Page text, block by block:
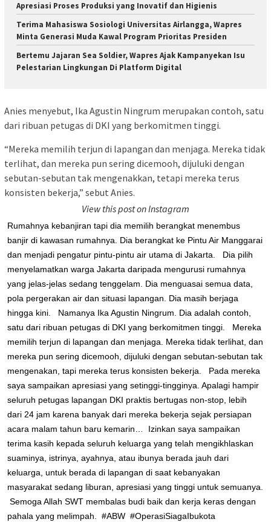
Apresiasi Proses Produksi yang Inovatif dan Higienis
Terima Mahasiswa Sosiologi Universitas Airlangga, Wapres
Minta Generasi Muda Kawal Program Prioritas Presiden
Bertemu Jajaran Sea Soldier, Wapres Ajak Kampanyekan Isu
Pelestarian Lingkungan Di Platform Digital
Anies menyebut, Ika Agustin Ningrum merupakan contoh, satu
dari ribuan petugas di DKI yang berkomitmen tinggi.
“Mereka memilih terjun di lapangan dan menjaga. Mereka tidak
terlihat, dan mereka pun sering dicemooh, dijuluki dengan
sebutan-sebutan tak mengenakkan, tetapi mereka terus
konsisten bekerja,” sebut Anies.
View this post on Instagram
Rumahnya kebanjiran tapi dia memilih berangkat menembus
banjir di kawasan rumahnya. Dia berangkat ke Pintu Air Manggarai
dan menjadi pengatur pintu-pintu air utama di Jakarta. ⁣ ⁣ Dia pilih
menyelamatkan warga Jakarta daripada mengurusi rumahnya
yang jelas-jelas sedang tenggelam. Dia menguasai semua data,
pola pergerakan air dan situasi lapangan. Dia masih berjaga
hingga kini. ⁣ ⁣ Namanya Ika Agustin Ningrum. Dia adalah contoh,
satu dari ribuan petugas di DKI yang berkomitmen tinggi. ⁣ ⁣ Mereka
memilih terjun di lapangan dan menjaga. Mereka tidak terlihat, dan
mereka pun sering dicemooh, dijuluki dengan sebutan-sebutan tak
mengenakan, tapi mereka terus konsisten bekerja. ⁣ ⁣ Pada mereka
saya sampaikan apresiasi yang setinggi-tingginya. Apalagi hampir
seluruh petugas lapangan DKI praktis bertugas non-stop, lebih
dari 24 jam karena banyak dari mereka bekerja sejak persiapan
acara malam tahun baru kemarin…⁣ ⁣ Izinkan saya sampaikan
terima kasih kepada seluruh keluarga yang telah mengikhlaskan
suaminya, istrinya, ayahnya, atau ibunya berada jauh dari
keluarga, untuk berada di lapangan di saat kebanyakan
masyarakat sedang liburan, apresiasi yang tinggi untuk semuanya.⁣
⁣ Semoga Allah SWT membalas budi baik dan kerja keras dengan
pahala yang melimpah.⁣ ⁣ #ABW⁣ ⁣ #OperasiSiagaIbukota⁣